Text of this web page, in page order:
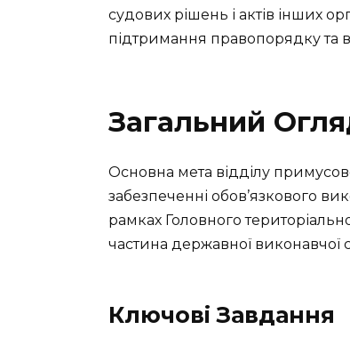
судових рішень і актів інших
підтримання правопорядку та
Загальний
Основна мета відділу
забезпеченні обов’язкового
рамках Головного
частина державної виконавчої
Ключові Завдання